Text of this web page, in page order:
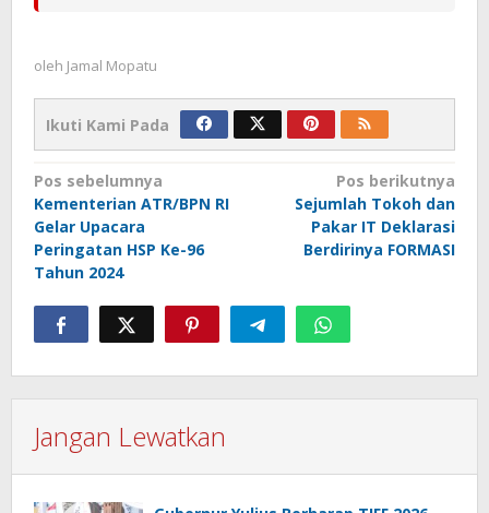
oleh Jamal Mopatu
Ikuti Kami Pada
Navigasi
pos
Pos sebelumnya
Kementerian ATR/BPN RI
Gelar Upacara
Peringatan HSP Ke-96
Tahun 2024
Pos berikutnya
Sejumlah Tokoh dan
Pakar IT Deklarasi
Berdirinya FORMASI
Jangan Lewatkan